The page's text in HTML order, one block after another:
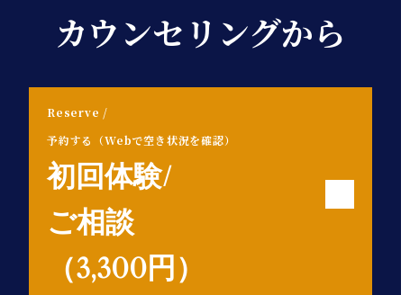
カウンセリングから
Reserve /
予約する（Webで空き状況を確認）
初回体験/
ご相談
（3,300円）